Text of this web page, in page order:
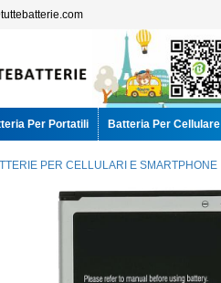
Per Portatili Batteria Per Cellulare
PER CELLULARI E SMARTPHONE